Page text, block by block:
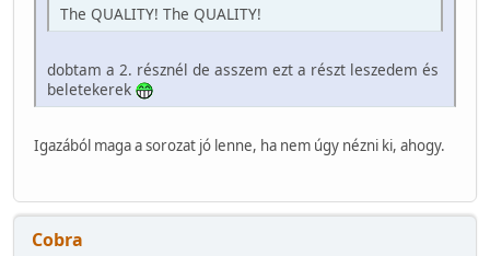
The QUALITY! The QUALITY!
dobtam a 2. résznél de asszem ezt a részt leszedem és
beletekerek
Igazából maga a sorozat jó lenne, ha nem úgy nézni ki, ahogy.
Cobra